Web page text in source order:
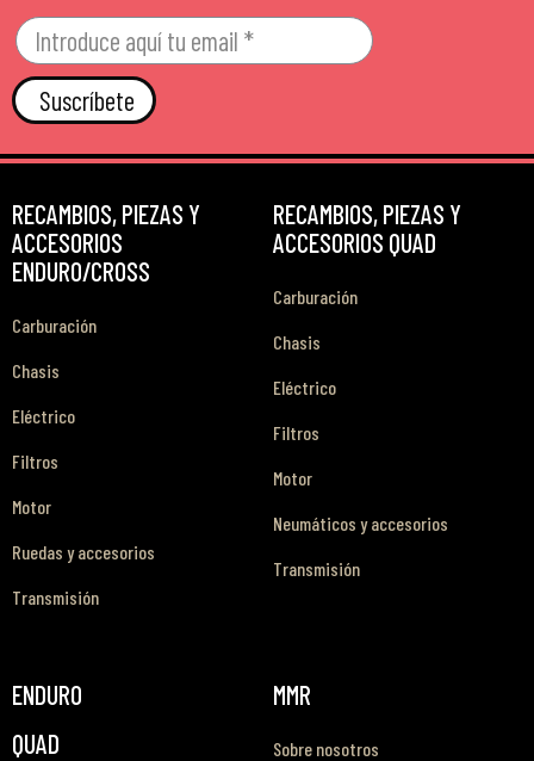
Suscríbete
RECAMBIOS, PIEZAS Y
ACCESORIOS
ENDURO/CROSS
Carburación
Chasis
Eléctrico
Filtros
Motor
Ruedas y accesorios
Transmisión
RECAMBIOS, PIEZAS Y
ACCESORIOS QUAD
Carburación
Chasis
Eléctrico
Filtros
Motor
Neumáticos y accesorios
Transmisión
ENDURO
QUAD
MMR
Sobre nosotros